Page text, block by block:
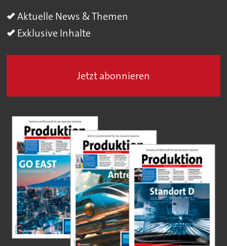
Aktuelle News & Themen
Exklusive Inhalte
Jetzt abonnieren